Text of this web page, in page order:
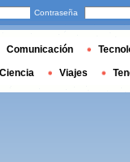
Contraseña
Comunicación
Ciencia Viajes